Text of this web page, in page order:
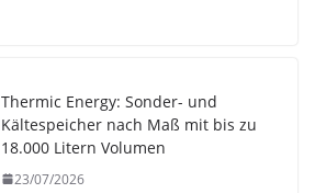
Thermic Energy: Sonder- und
Kältespeicher nach Maß mit bis zu
18.000 Litern Volumen
23/07/2026